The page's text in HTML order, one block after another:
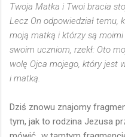
Twoja Matka i Twoi bracia
Lecz On odpowiedział temu,
moją matką i którzy są
swoim uczniom, rzekł: Oto
wolę Ojca mojego, który jest
i matką.
Dziś znowu znajomy
tym, jak to rodzina Jezusa